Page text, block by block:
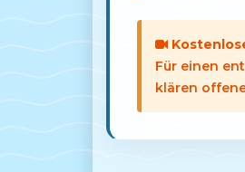
Für einen
klären